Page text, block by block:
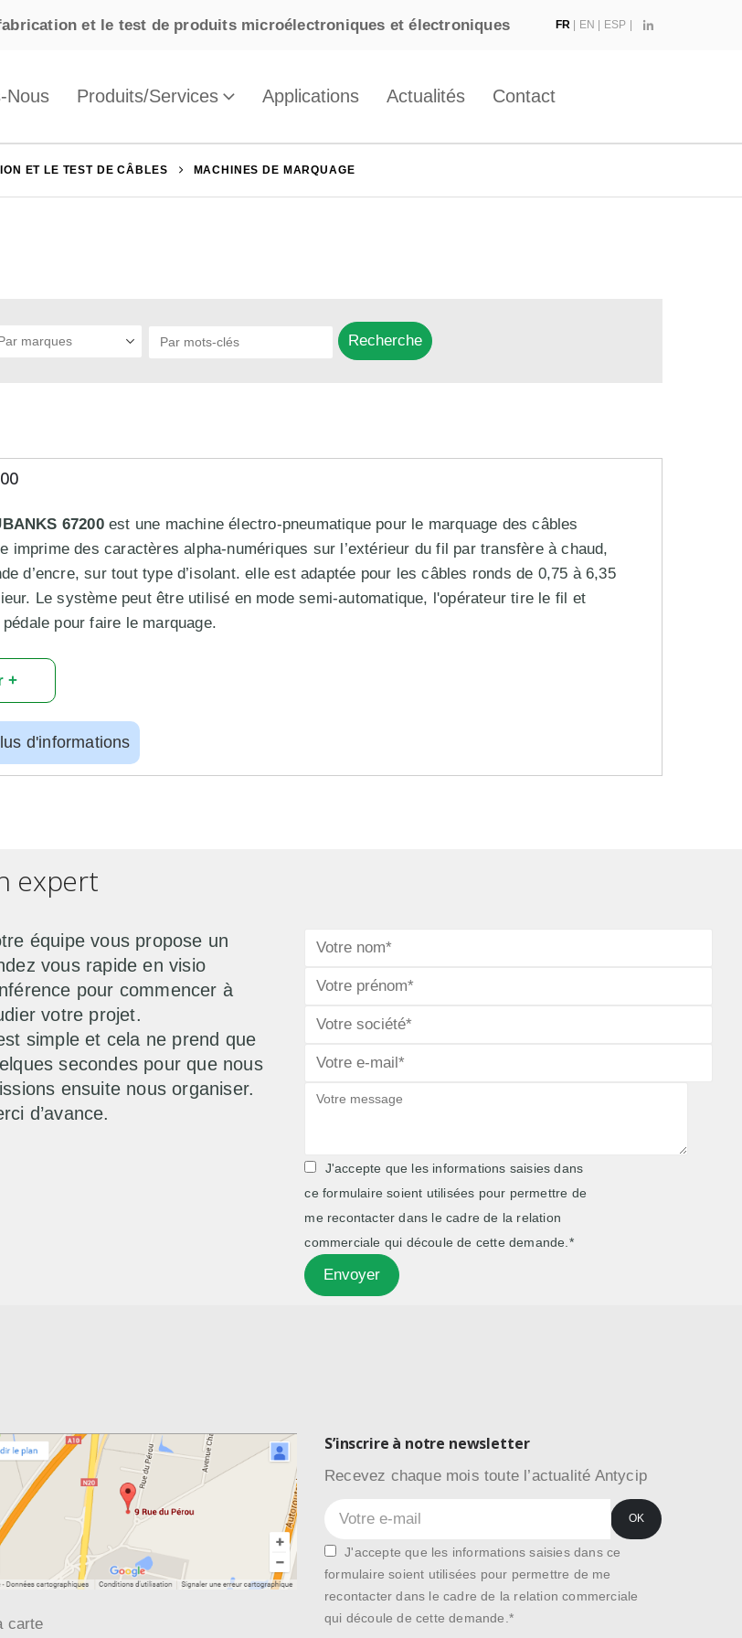
et le test de produits microélectroniques et électroniques FR | EN | ESP |
Nous Produits/Services Applications Actualités Contact
ET LE TEST DE CÂBLES MACHINES DE MARQUAGE
Recherche
67200est une machine électro-pneumatique pour le marquage des câbles
imprime des caractères alpha-numériques sur l’extérieur du fil par transfère à chaud,
d’encre, sur tout type d’isolant. elle est adaptée pour les câbles ronds de 0,75 à 6,35
Le système peut être utilisé en mode semi-automatique, l'opérateur tire le fil et
pour faire le marquage.
+
d'informations
expert
équipe vous propose un
vous rapide en visio
pour commencer à
votre projet.
simple et cela ne prend que
secondes pour que nous
ensuite nous organiser.
d’avance.
J'accepte que les informations saisies dans
ce formulaire soient utilisées pour permettre de
me recontacter dans le cadre de la relation
commerciale qui découle de cette demande.*
carte
S’inscrire à notre newsletter
Recevez chaque mois toute l’actualité Antycip
J'accepte que les informations saisies dans ce
formulaire soient utilisées pour permettre de me
recontacter dans le cadre de la relation commerciale
qui découle de cette demande.*